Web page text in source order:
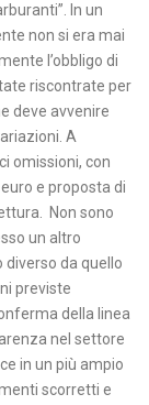
In un
non si era mai
l’obbligo di
riscontrate per
deve avvenire
A
omissioni, con
e proposta di
Non sono
un altro
da quello
previste
della linea
nel settore
in un più ampio
scorretti e